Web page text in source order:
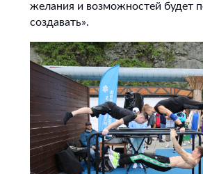
желания и возможностей будет
создавать».